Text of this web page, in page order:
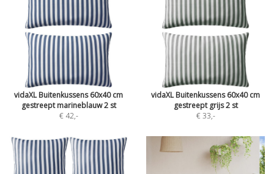
vidaXL Buitenkussens 60x40 cm
gestreept marineblauw 2 st
€ 42,-
vidaXL Buitenkussens 60x40 cm
gestreept grijs 2 st
€ 33,-